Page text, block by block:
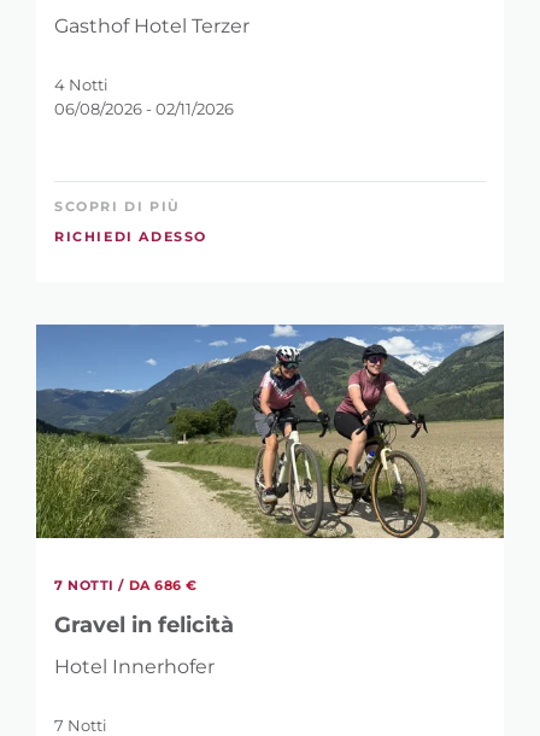
Gasthof Hotel Terzer
4 Notti
06/08/2026 - 02/11/2026
SCOPRI DI PIÙ
RICHIEDI ADESSO
7 NOTTI / DA 686 €
Gravel in felicità
Hotel Innerhofer
7 Notti